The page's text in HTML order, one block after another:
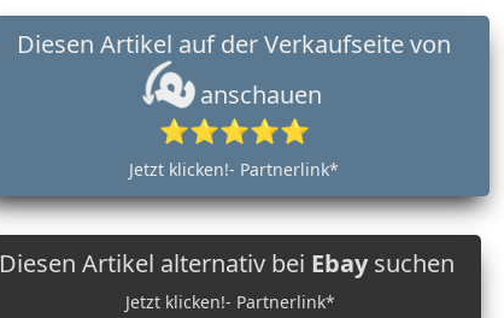
anschauen
⭐⭐⭐⭐⭐
Jetzt klicken!- Partnerlink*
Diesen Artikel alternativ bei Ebaysuchen
Jetzt klicken!- Partnerlink*